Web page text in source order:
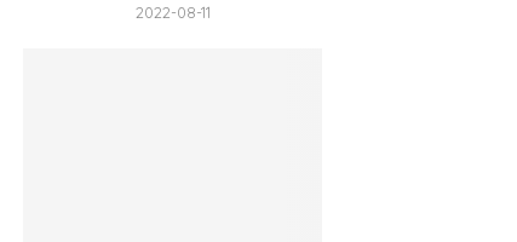
2022-08-11